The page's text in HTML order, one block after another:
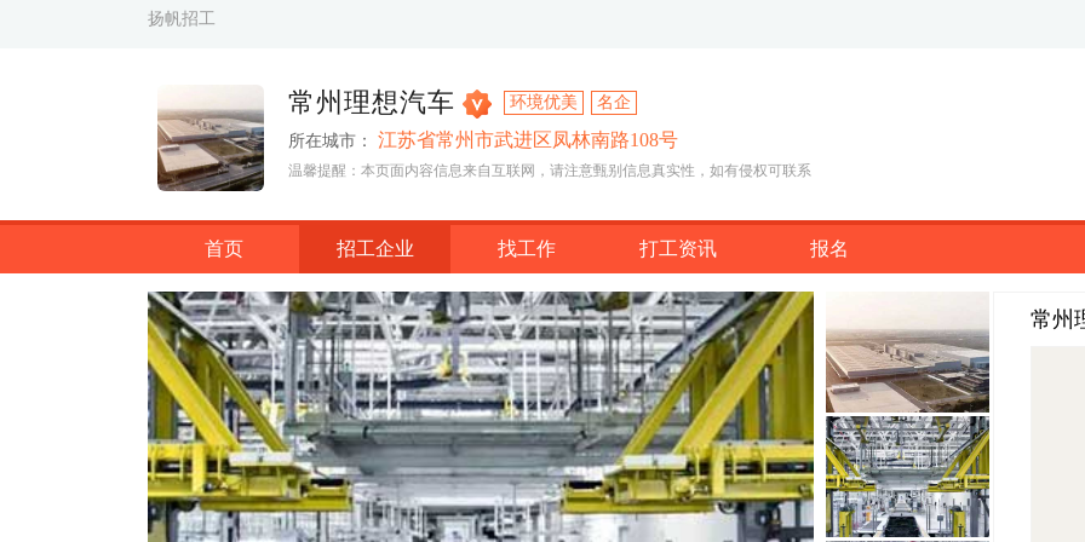
扬帆招工
常州理想汽车 环境优美 名企
所在城市： 江苏省常州市武进区凤林南路108号
温馨提醒：本页面内容信息来自互联网，请注意甄别信息真实性，如有侵权可联系
首页 招工企业 找工作 打工资讯 报名
常州